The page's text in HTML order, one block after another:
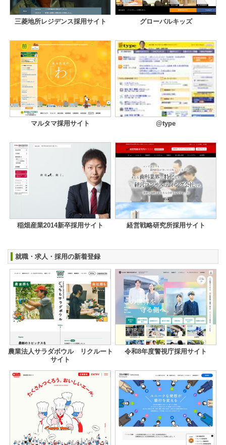
三菱地所レジデンス採用サイト グローバルキッズ
マルタマ採用サイト @type
稲畑産業2014新卒採用サイト 経営戦略研究所採用サイト
就職・求人・採用の新着登録
農業法人サラダボウル リクルート
サイト
令和8年度警視庁採用サイト